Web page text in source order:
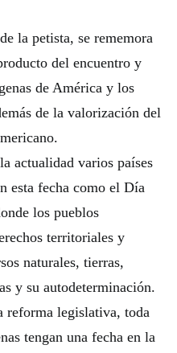
la petista, se rememora
del encuentro y
de América y los
de la valorización del
actualidad varios países
esta fecha como el Día
los pueblos
territoriales y
naturales, tierras,
y su autodeterminación.
reforma legislativa, toda
tengan una fecha en la